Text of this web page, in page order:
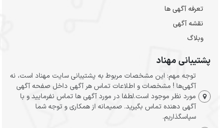
تعرفه آگهی ها
نقشه آگهی
وبلاگ
پشتیبانی مهناد
توجه مهم: این مشخصات مربوط به پشتیبانی سایت مهناد است، نه
آگهی‌ها ! مشخصات و اطلاعات تماس هر آگهی داخل صفحه آگهی
مورد نظر موجود است.لطفا در مورد آگهی ها تماس نفرمایید و با
آگهی دهنده تماس بگیرید. صمیمانه از همکاری و توجه شما
سپاسگذاریم.